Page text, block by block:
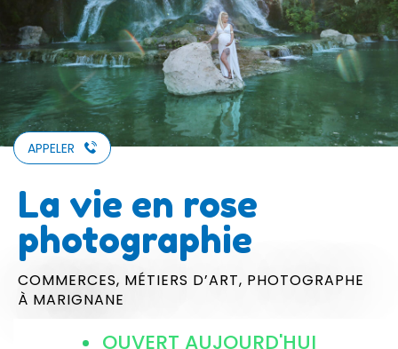
APPELER
La vie en rose
photographie
COMMERCES, MÉTIERS D’ART, PHOTOGRAPHE
À MARIGNANE
OUVERT AUJOURD'HUI